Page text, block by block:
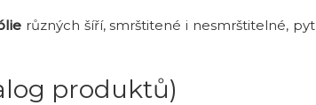
různých šíří, smrštitené i nesmrštitelné,
produktů)